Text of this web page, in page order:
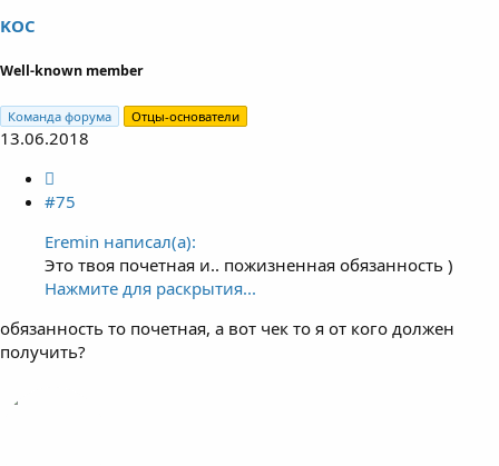
KOC
Well-known member
Команда форума Отцы-основатели
13.06.2018
#75
Eremin написал(а):
Это твоя почетная и.. пожизненная обязанность )
Нажмите для раскрытия...
обязанность то почетная, а вот чек то я от кого должен
получить?